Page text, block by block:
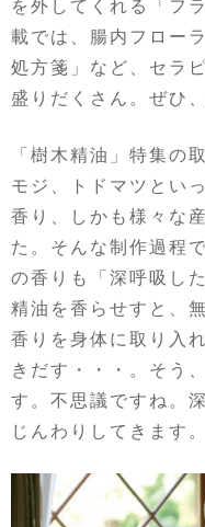
を外してくれる「フ
載では、腸内フロー
処方箋」など、セラ
盛りだくさん。ぜひ
「樹木精油」特集の
モジ、トドマツとい
香り、しかも様々な
た。そんな制作過程
の香りも「深呼吸し
精油を香らせすと、
香りを身体に取り入
きだす・・・。そう
す。不思議ですね。
じんわりしてきます。